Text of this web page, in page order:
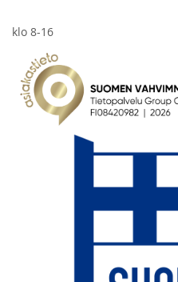
klo 8-16